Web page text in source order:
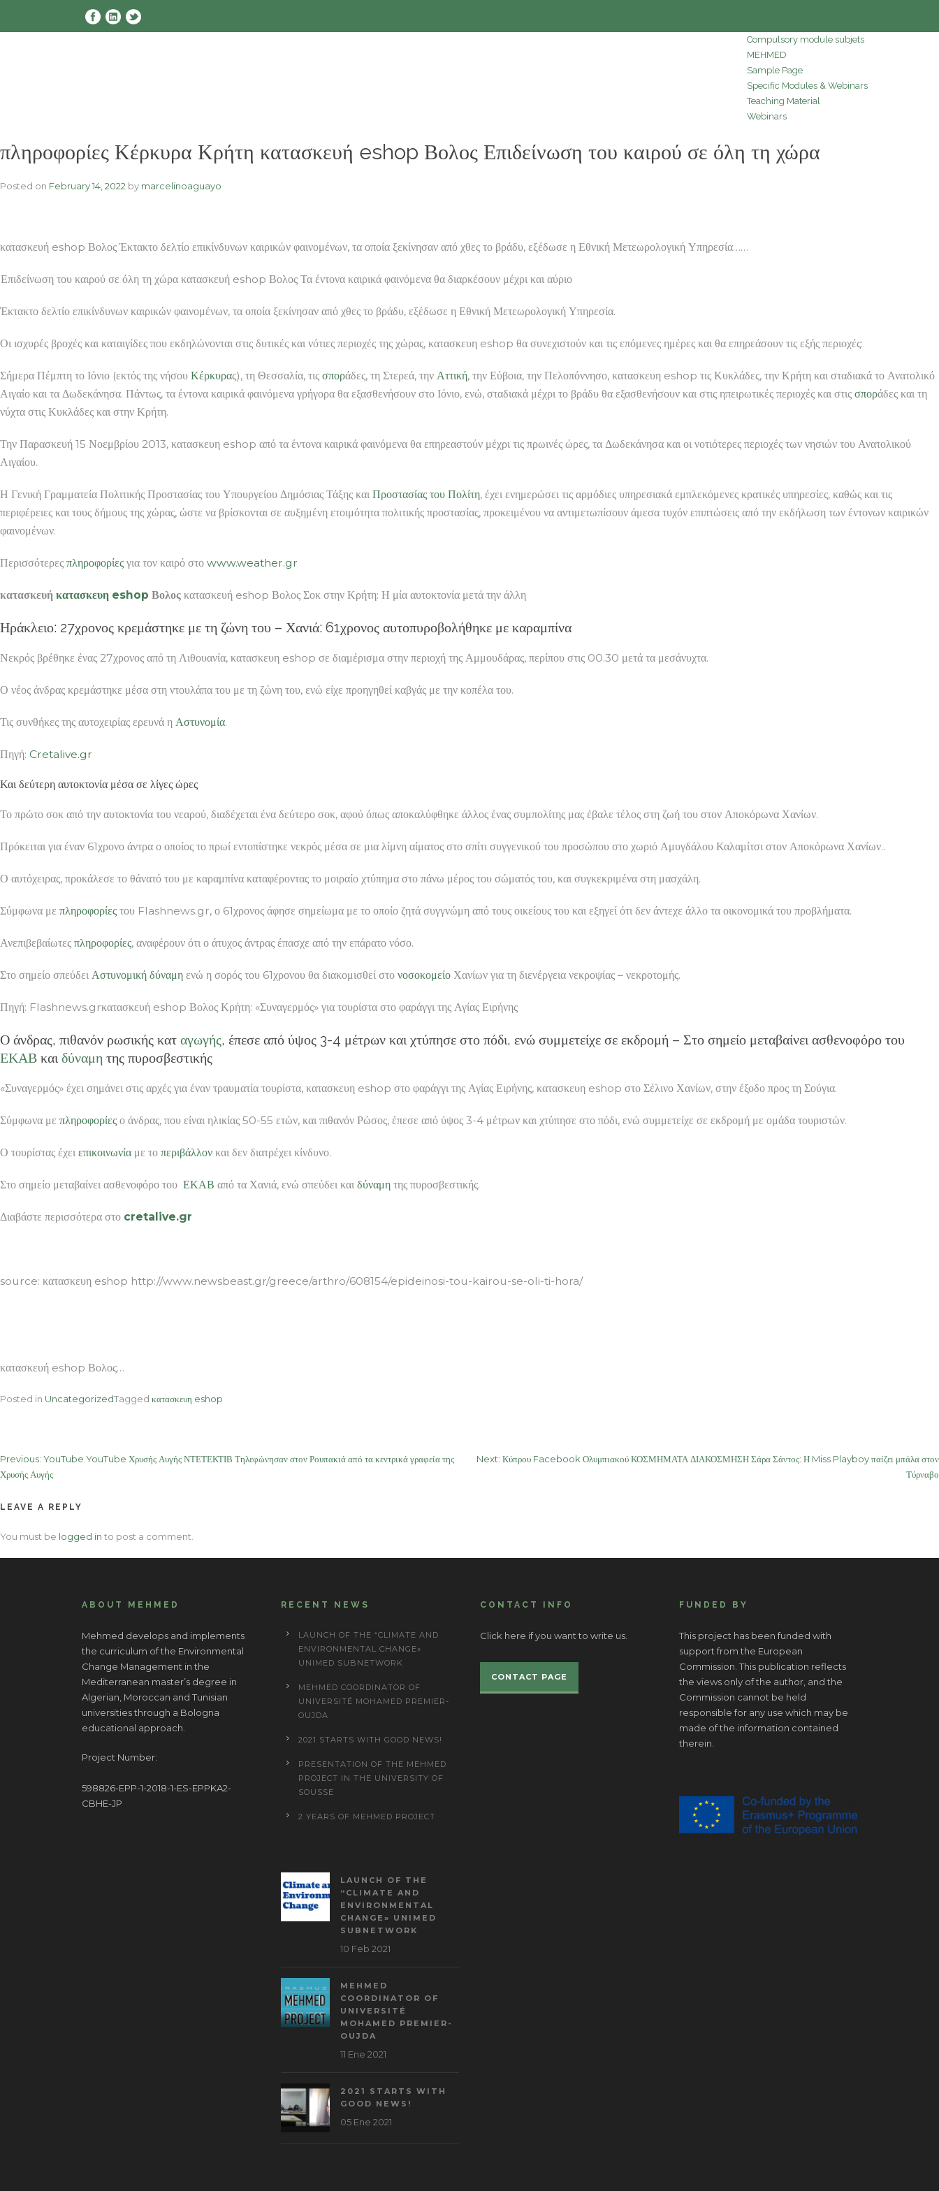
Compulsory module subjets
MEHMED
Sample Page
Specific Modules & Webinars
Teaching Material
Webinars
πληροφορίες Κέρκυρα Κρήτη κατασκευή eshop Βολος Επιδείνωση του καιρού σε όλη τη χώρα
Posted on February 14, 2022 by marcelinoaguayo
κατασκευή eshop Βολος Έκτακτο δελτίο επικίνδυνων καιρικών φαινομένων, τα οποία ξεκίνησαν από χθες το βράδυ, εξέδωσε η Εθνική Μετεωρολογική Υπηρεσία……
Επιδείνωση του καιρού σε όλη τη χώρα κατασκευή eshop Βολος Τα έντονα καιρικά φαινόμενα θα διαρκέσουν μέχρι και αύριο
Έκτακτο δελτίο επικίνδυνων καιρικών φαινομένων, τα οποία ξεκίνησαν από χθες το βράδυ, εξέδωσε η Εθνική Μετεωρολογική Υπηρεσία.
Οι ισχυρές βροχές και καταιγίδες που εκδηλώνονται στις δυτικές και νότιες περιοχές της χώρας, κατασκευη eshop θα συνεχιστούν και τις επόμενες ημέρες και θα επηρεάσουν τις εξής περιοχές:
Σήμερα Πέμπτη το Ιόνιο (εκτός της νήσου Κέρκυρας), τη Θεσσαλία, τις σποράδες, τη Στερεά, την Αττική, την Εύβοια, την Πελοπόννησο, κατασκευη eshop τις Κυκλάδες, την Κρήτη και σταδιακά το Ανατολικό
Αιγαίο και τα Δωδεκάνησα. Πάντως, τα έντονα καιρικά φαινόμενα γρήγορα θα εξασθενήσουν στο Ιόνιο, ενώ, σταδιακά μέχρι το βράδυ θα εξασθενήσουν και στις ηπειρωτικές περιοχές και στις σποράδες και τη
νύχτα στις Κυκλάδες και στην Κρήτη.
Την Παρασκευή 15 Νοεμβρίου 2013, κατασκευη eshop από τα έντονα καιρικά φαινόμενα θα επηρεαστούν μέχρι τις πρωινές ώρες, τα Δωδεκάνησα και οι νοτιότερες περιοχές των νησιών του Ανατολικού
Αιγαίου.
Η Γενική Γραμματεία Πολιτικής Προστασίας του Υπουργείου Δημόσιας Τάξης και Προστασίας του Πολίτη, έχει ενημερώσει τις αρμόδιες υπηρεσιακά εμπλεκόμενες κρατικές υπηρεσίες, καθώς και τις
περιφέρειες και τους δήμους της χώρας, ώστε να βρίσκονται σε αυξημένη ετοιμότητα πολιτικής προστασίας, προκειμένου να αντιμετωπίσουν άμεσα τυχόν επιπτώσεις από την εκδήλωση των έντονων καιρικών
φαινομένων.
Περισσότερες πληροφορίες για τον καιρό στο www.weather.gr
κατασκευή κατασκευη eshop Βολος κατασκευή eshop Βολος Σοκ στην Κρήτη: Η μία αυτοκτονία μετά την άλλη
Ηράκλειο: 27χρονος κρεμάστηκε με τη ζώνη του – Χανιά: 61χρονος αυτοπυροβολήθηκε με καραμπίνα
Νεκρός βρέθηκε ένας 27χρονος από τη Λιθουανία, κατασκευη eshop σε διαμέρισμα στην περιοχή της Αμμουδάρας, περίπου στις 00.30 μετά τα μεσάνυχτα.
Ο νέος άνδρας κρεμάστηκε μέσα στη ντουλάπα του με τη ζώνη του, ενώ είχε προηγηθεί καβγάς με την κοπέλα του.
Τις συνθήκες της αυτοχειρίας ερευνά η Αστυνομία.
Πηγή: Cretalive.gr
Και δεύτερη αυτοκτονία μέσα σε λίγες ώρες
Το πρώτο σοκ από την αυτοκτονία του νεαρού, διαδέχεται ένα δεύτερο σοκ, αφού όπως αποκαλύφθηκε άλλος ένας συμπολίτης μας έβαλε τέλος στη ζωή του στον Αποκόρωνα Χανίων.
Πρόκειται για έναν 61χρονο άντρα ο οποίος το πρωί εντοπίστηκε νεκρός μέσα σε μια λίμνη αίματος στο σπίτι συγγενικού του προσώπου στο χωριό Αμυγδάλου Καλαμίτσι στον Αποκόρωνα Χανίων..
Ο αυτόχειρας, προκάλεσε το θάνατό του με καραμπίνα καταφέροντας το μοιραίο χτύπημα στο πάνω μέρος του σώματός του, και συγκεκριμένα στη μασχάλη.
Σύμφωνα με πληροφορίες του Flashnews.gr, ο 61χρονος άφησε σημείωμα με το οποίο ζητά συγγνώμη από τους οικείους του και εξηγεί ότι δεν άντεχε άλλο τα οικονομικά του προβλήματα.
Ανεπιβεβαίωτες πληροφορίες, αναφέρουν ότι ο άτυχος άντρας έπασχε από την επάρατο νόσο.
Στο σημείο σπεύδει Αστυνομική δύναμη ενώ η σορός του 61χρονου θα διακομισθεί στο νοσοκομείο Χανίων για τη διενέργεια νεκροψίας – νεκροτομής.
Πηγή: Flashnews.grκατασκευή eshop Βολος Κρήτη: «Συναγερμός» για τουρίστα στο φαράγγι της Αγίας Ειρήνης
Ο άνδρας, πιθανόν ρωσικής κατ αγωγής, έπεσε από ύψος 3-4 μέτρων και χτύπησε στο πόδι, ενώ συμμετείχε σε εκδρομή – Στο σημείο μεταβαίνει ασθενοφόρο του
ΕΚΑΒ και δύναμη της πυροσβεστικής
«Συναγερμός» έχει σημάνει στις αρχές για έναν τραυματία τουρίστα, κατασκευη eshop στο φαράγγι της Αγίας Ειρήνης, κατασκευη eshop στο Σέλινο Χανίων, στην έξοδο προς τη Σούγια.
Σύμφωνα με πληροφορίες ο άνδρας, που είναι ηλικίας 50-55 ετών, και πιθανόν Ρώσος, έπεσε από ύψος 3-4 μέτρων και χτύπησε στο πόδι, ενώ συμμετείχε σε εκδρομή με ομάδα τουριστών.
Ο τουρίστας έχει επικοινωνία με το περιβάλλον και δεν διατρέχει κίνδυνο.
Στο σημείο μεταβαίνει ασθενοφόρο του ΕΚΑΒ από τα Χανιά, ενώ σπεύδει και δύναμη της πυροσβεστικής.
Διαβάστε περισσότερα στο cretalive.gr
source: κατασκευη eshop http://www.newsbeast.gr/greece/arthro/608154/epideinosi-tou-kairou-se-oli-ti-hora/
κατασκευή eshop Βολος…
Posted in UncategorizedTagged κατασκευη eshop
Post
navigation
Previous: YouTube YouTube Χρυσής Αυγής ΝΤΕΤΕΚΤΙΒ Τηλεφώνησαν στον Ρουπακιά από τα κεντρικά γραφεία της
Χρυσής Αυγής
Next: Κύπρου Facebook Ολυμπιακού ΚΟΣΜΗΜΑΤΑ ΔΙΑΚΟΣΜΗΣΗ Σάρα Σάντος: Η Miss Playboy παίζει μπάλα στον
Τύρναβο
LEAVE A REPLY
You must be logged in to post a comment.
ABOUT MEHMED
Mehmed develops and implements
the curriculum of the Environmental
Change Management in the
Mediterranean master’s degree in
Algerian, Moroccan and Tunisian
universities through a Bologna
educational approach.
Project Number:
598826-EPP-1-2018-1-ES-EPPKA2-
CBHE-JP
RECENT NEWS
LAUNCH OF THE “CLIMATE AND
ENVIRONMENTAL CHANGE»
UNIMED SUBNETWORK
MEHMED COORDINATOR OF
UNIVERSITÉ MOHAMED PREMIER-
OUJDA
2021 STARTS WITH GOOD NEWS!
PRESENTATION OF THE MEHMED
PROJECT IN THE UNIVERSITY OF
SOUSSE
2 YEARS OF MEHMED PROJECT
LAUNCH OF THE
“CLIMATE AND
ENVIRONMENTAL
CHANGE» UNIMED
SUBNETWORK
10 Feb 2021
MEHMED
COORDINATOR OF
UNIVERSITÉ
MOHAMED PREMIER-
OUJDA
11 Ene 2021
2021 STARTS WITH
GOOD NEWS!
05 Ene 2021
CONTACT INFO
Click here if you want to write us.
CONTACT PAGE
FUNDED BY
This project has been funded with
support from the European
Commission. This publication reflects
the views only of the author, and the
Commission cannot be held
responsible for any use which may be
made of the information contained
therein.